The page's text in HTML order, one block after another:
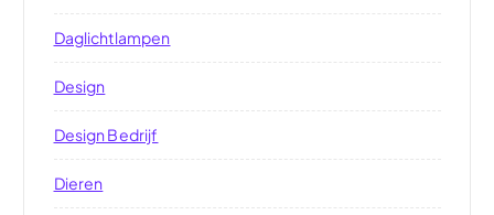
Daglichtlampen
Design
Design Bedrijf
Dieren